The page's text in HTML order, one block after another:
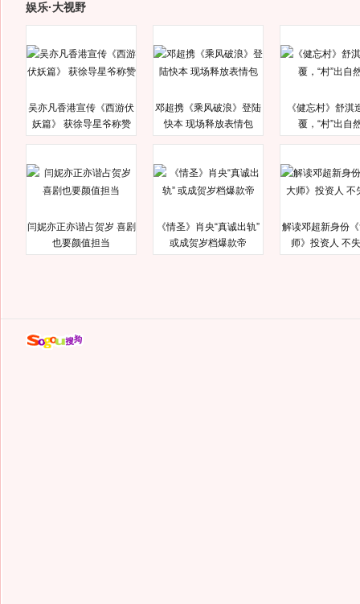
娱乐·大视野
吴亦凡香港宣传《西游伏
妖篇》 获徐导星爷称赞
邓超携《乘风破浪》登陆
快本 现场释放表情包
《健忘村》舒淇
覆，“村”出自
闫妮亦正亦谐占贺岁 喜剧
也要颜值担当
《情圣》肖央“真诚出轨”
或成贺岁档爆款帝
解读邓超新身份
师》投资人 不